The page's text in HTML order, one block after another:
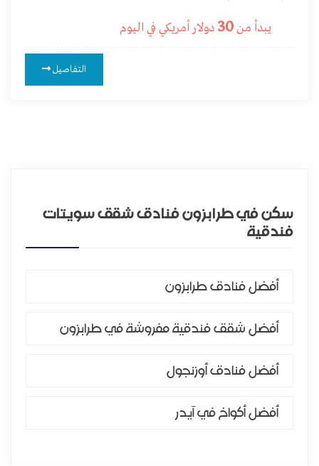
يبدأ من30 دولار أمريكي في اليوم
التفاصيل
سكن في طرابزون فنادق شقق سويتات
فندقية
أفضل فنادق طرابزون
أفضل شقق فندقية مفروشة في طرابزون
أفضل فنادق أوزنجول
أفضل أكواخ في آيدر